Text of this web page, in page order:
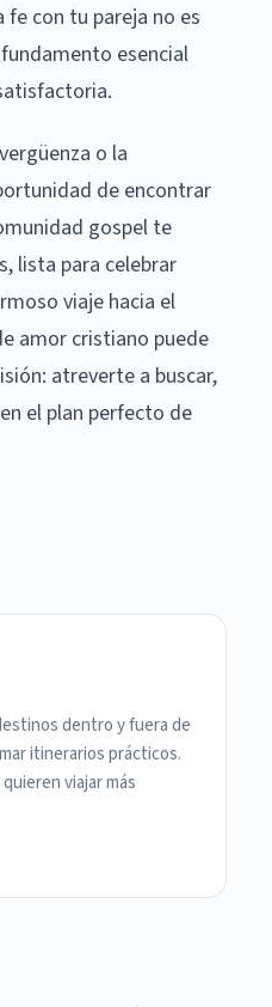
con tu pareja no es
esencial
o la
de encontrar
gospel te
lista para celebrar
viaje hacia el
amor cristiano puede
atreverte a buscar,
el plan perfecto de
dentro y fuera de
itinerarios prácticos.
viajar más